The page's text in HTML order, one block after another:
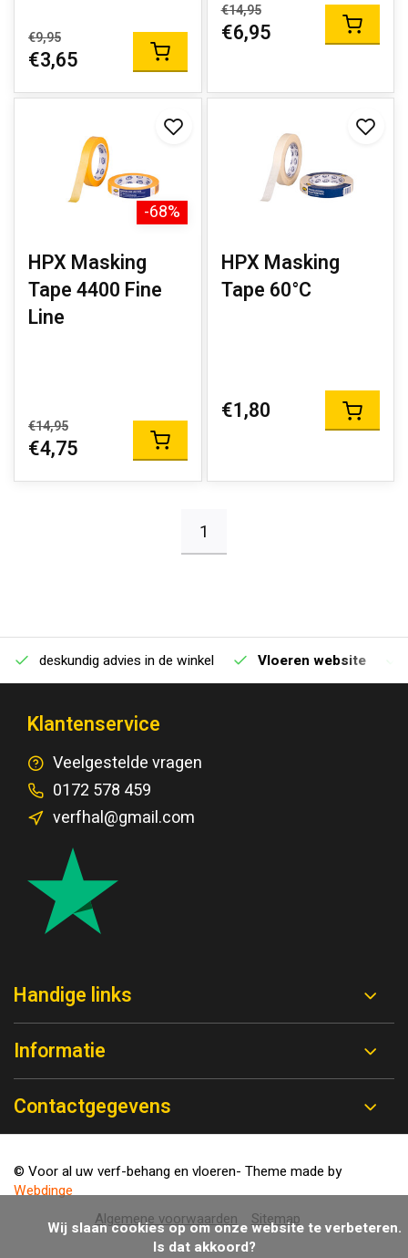
€9,95
€3,65
€14,95
€6,95
-68%
HPX Masking
Tape 4400 Fine
Line
€14,95
€4,75
HPX Masking
Tape 60°C
€1,80
1
deskundig advies in de winkel Vloeren website
Klantenservice
Veelgestelde vragen
0172 578 459
verfhal@gmail.com
Handige links
Informatie
Contactgegevens
Algemene voorwaarden Sitemap
© Voor al uw verf-behang en vloeren- Theme made by
Webdinge
Is dat akkoord?